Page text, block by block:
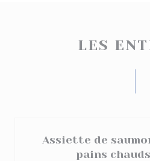
LES
Assiette de
pains